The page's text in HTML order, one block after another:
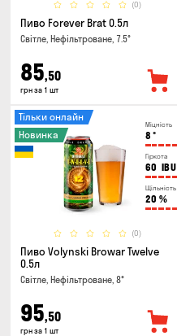
(0)
Пиво Forever Brat 0.5л
Світле, Нефільтроване, 7.5°
85,50
грн за 1 шт
Міцність
8 °
Гіркота
60 IBU
Щільність
20 %
(0)
Тільки онлайн
Новинка
Пиво Volynski Browar Twelve
0.5л
Світле, Нефільтроване, 8°
95,50
грн за 1 шт